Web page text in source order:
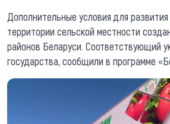
Дополнительные условия для развития
территории сельской местности
районов Беларуси. Соответствующий
государства, сообщили в программе